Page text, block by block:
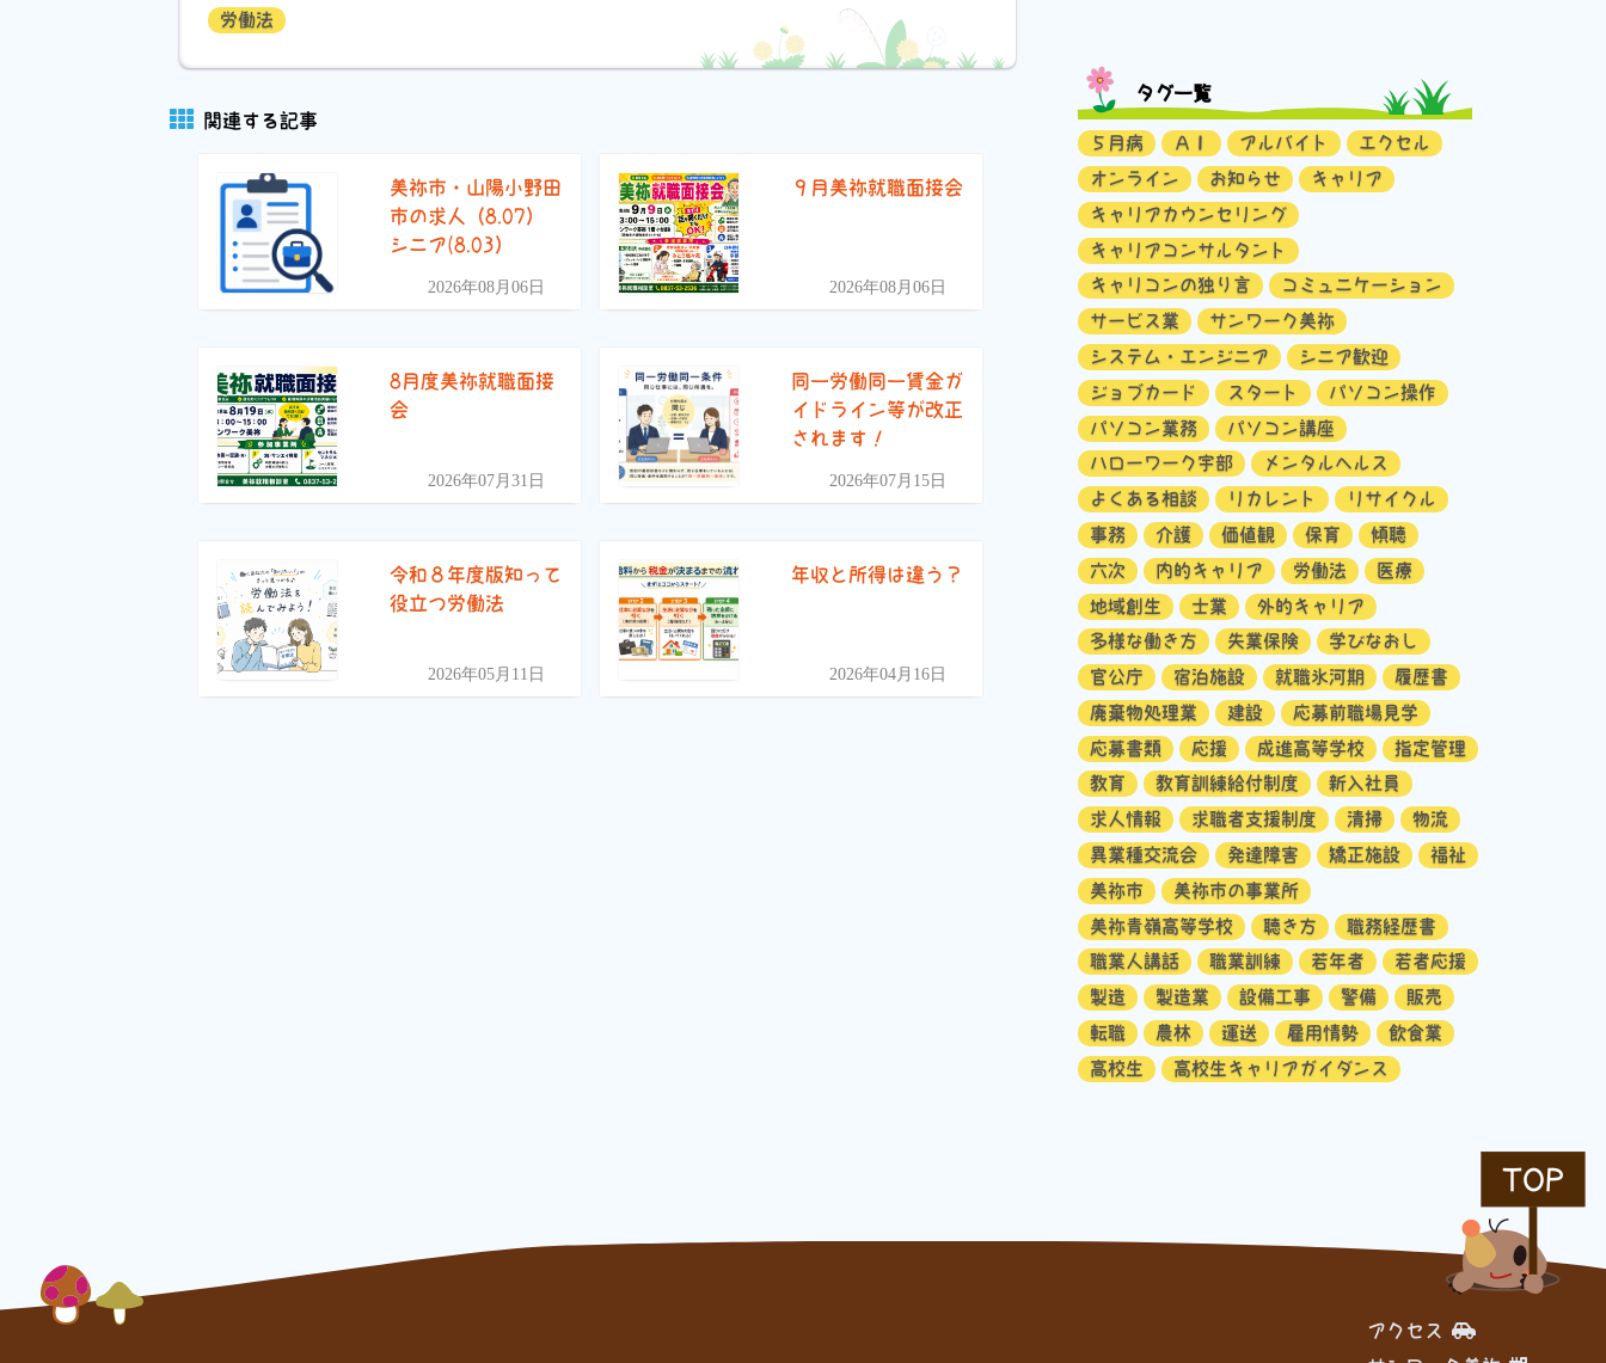
労働法
関連する記事
美祢市・山陽小野田
市の求人（8.07）
シニア(8.03）
2026年08月06日
９月美祢就職面接会
2026年08月06日
8月度美祢就職面接
会
2026年07月31日
同一労働同一賃金ガ
イドライン等が改正
されます！
2026年07月15日
令和８年度版知って
役立つ労働法
2026年05月11日
年収と所得は違う？
2026年04月16日
タグ一覧
５月病 ＡＩ アルバイト
エクセル
オンライン
お知らせ
キャリア
キャリアカウンセリング
キャリアコンサルタント
キャリコンの独り言
コミュニケーション
サービス業
サンワーク美祢
システム・エンジニア
シニア歓迎
ジョブカード
スタート
パソコン操作
パソコン業務
パソコン講座
ハローワーク宇部
メンタルヘルス
よくある相談
リカレント
リサイクル
事務
介護 価値観 保育
傾聴
六次
内的キャリア 労働法
医療
地域創生
士業
外的キャリア
多様な働き方
失業保険
学びなおし
官公庁
宿泊施設 就職氷河期
履歴書
廃棄物処理業
建設
応募前職場見学
応募書類
応援 成進高等学校
指定管理
教育
教育訓練給付制度
新入社員
求人情報
求職者支援制度 清掃
物流
異業種交流会
発達障害 矯正施設
福祉
美祢市
美祢市の事業所
美祢青嶺高等学校
聴き方
職務経歴書
職業人講話
職業訓練 若年者
若者応援
製造
製造業 設備工事 警備
販売
転職
農林 運送 雇用情勢
飲食業
高校生
高校生キャリアガイダンス
TOP
アクセス